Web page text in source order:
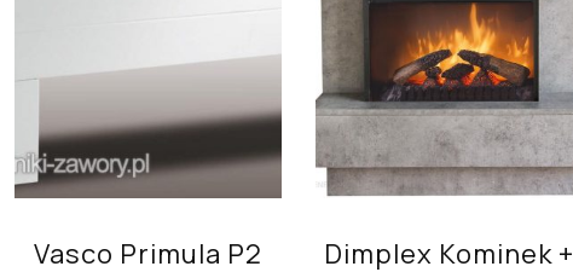
Pęcherzyków
Powietrza
Vasco Primula P2
Dimplex Kominek +